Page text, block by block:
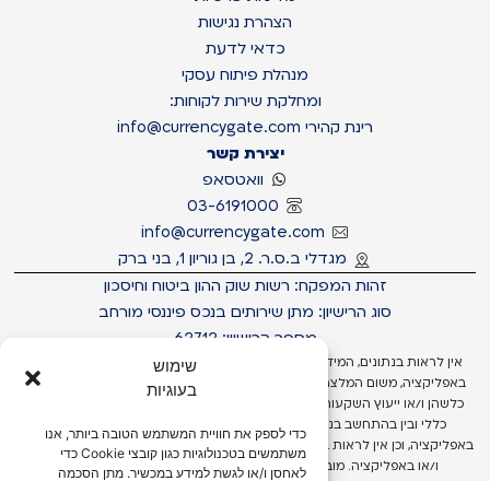
שימוש
בעוגיות
כדי לספק את חוויית המשתמש הטובה ביותר, אנו
משתמשים בטכנולוגיות כגון קובצי Cookie כדי
לאחסן ו/או לגשת למידע במכשיר. מתן הסכמה
הצהרת נגישות
כדאי לדעת
מנהלת פיתוח עסקי
ומחלקת שירות לקוחות:
רינת קהירי info@currencygate.com
יצירת קשר
וואטסאפ
03-6191000
info@currencygate.com
מגדלי ב.ס.ר. 2, בן גוריון 1, בני ברק
זהות המפקח: רשות שוק ההון ביטוח וחיסכון
סוג הרישיון: מתן שירותים בנכס פיננסי מורחב
מספר הרישיון: 62712
אין לראות בנתונים, המידע, הדעות, הסקירות והתחזיות המתפרסמות באתר ו/או
באפליקציה, משום המלצה ו/או הצעה לביצוע פעולות ו/או השקעות ו/או עסקאות
כלשהן ו/או ייעוץ השקעות ו/או שיווק השקעות ו/או ייעוץ מכל סוג שהוא, בין באופן
כללי ובין בהתחשב בנתונים ובצרכים המיוחדים של כל משתמש באתר ו/או
באפליקציה, וכן אין לראות בהן כתחליף לשיקול דעתו העצמאי של המשתמש באתר
ו/או באפליקציה. מובהר כי בנתונים, המידע, הדעות, הסקירות והתחזיות